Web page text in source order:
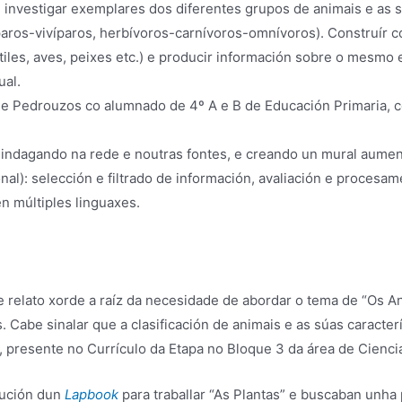
exemplares dos diferentes grupos de animais e as
vivíparos, herbívoros-carnívoros-omnívoros). Construír
aves, peixes etc.) e producir información sobre o
Pedrouzos co alumnado de 4º A e B de Educación Primaria,
na rede e noutras fontes, e creando un mural
selección e filtrado de información, avaliación e
múltiples linguaxes.
xorde a raíz da necesidade de abordar o tema de “Os
sinalar que a clasificación de animais e as súas
no Currículo da Etapa no Bloque 3 da área de
dunLapbook para traballar “As Plantas” e buscaban